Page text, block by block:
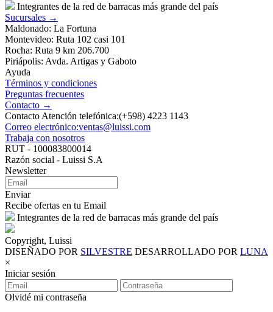
Integrantes de la red de barracas más grande del país
Sucursales →
Maldonado: La Fortuna
Montevideo: Ruta 102 casi 101
Rocha: Ruta 9 km 206.700
Piriápolis: Avda. Artigas y Gaboto
Ayuda
Términos y condiciones
Preguntas frecuentes
Contacto →
Contacto Atención telefónica:(+598) 4223 1143
Correo electrónico:ventas@luissi.com
Trabaja con nosotros
RUT - 100083800014
Razón social - Luissi S.A
Newsletter
Enviar
Recibe ofertas en tu Email
Integrantes de la red de barracas más grande del país
Copyright, Luissi
DISEÑADO POR SILVESTRE DESARROLLADO POR LUNA
×
Iniciar sesión
Olvidé mi contraseña